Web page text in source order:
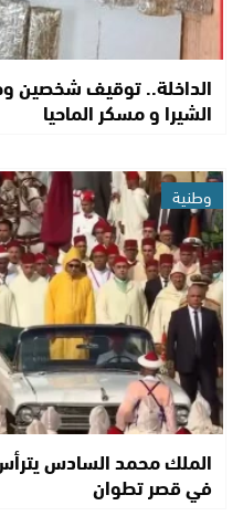
الشيرا و مسكر الماحيا
وطنية
الملك محمد السادس
في قصر تطوان